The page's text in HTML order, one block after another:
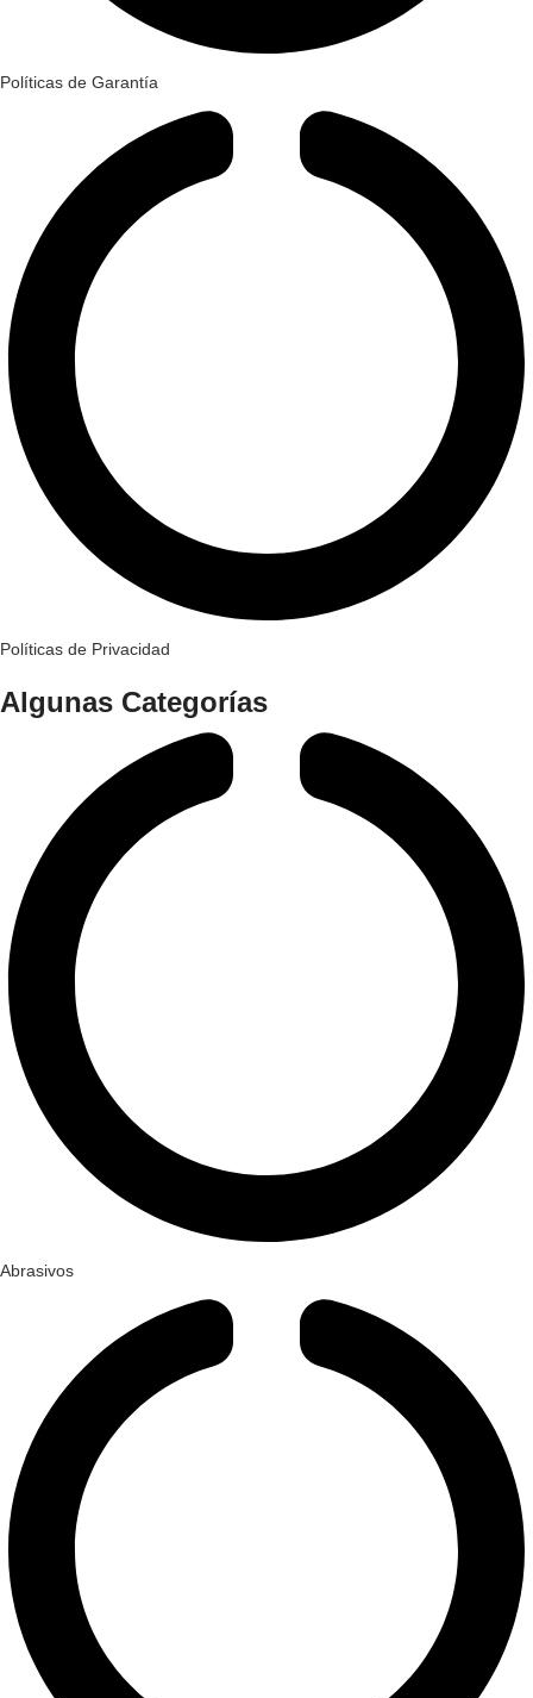
Políticas de Garantía
Políticas de Privacidad
Algunas Categorías
Abrasivos